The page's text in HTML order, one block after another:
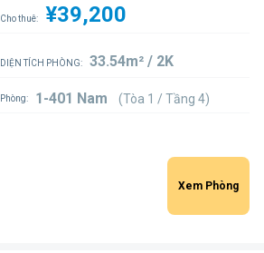
Cho thuê: ¥39,200
DIỆN TÍCH PHÒNG: 33.54m² / 2K
Phòng: 1-401 Nam (Tòa 1 / Tầng 4)
Xem Phòng